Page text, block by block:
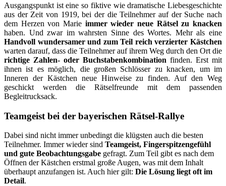
Ausgangspunkt ist eine so fiktive wie dramatische Liebesgeschichte
aus der Zeit von 1919, bei der die Teilnehmer auf der Suche nach
dem Herzen von Marie immer wieder neue Rätsel zu knacken
haben. Und zwar im wahrsten Sinne des Wortes. Mehr als eine
Handvoll wundersamer und zum Teil reich verzierter Kästchen
warten darauf, dass die Teilnehmer auf ihrem Weg durch den Ort die
richtige Zahlen- oder Buchstabenkombination finden. Erst mit
ihnen ist es möglich, die großen Schlösser zu knacken, um im
Inneren der Kästchen neue Hinweise zu finden. Auf den Weg
geschickt werden die Rätselfreunde mit dem passenden
Begleitrucksack.
Teamgeist bei der bayerischen Rätsel-Rallye
Dabei sind nicht immer unbedingt die klügsten auch die besten
Teilnehmer. Immer wieder sind Teamgeist, Fingerspitzengefühl
und gute Beobachtungsgabe gefragt. Zum Teil gibt es nach dem
Öffnen der Kästchen erstmal große Augen, was mit dem Inhalt
überhaupt anzufangen ist. Auch hier gilt: Die Lösung liegt oft im
Detail.